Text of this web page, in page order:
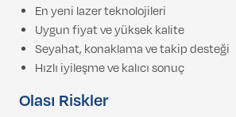
En yeni lazer teknolojileri
Uygun fiyat ve yüksek kalite
Seyahat, konaklama ve takip desteği
Hızlı iyileşme ve kalıcı sonuç
Olası Riskler